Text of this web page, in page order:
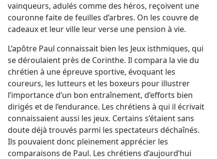
vainqueurs, adulés comme des héros, reçoivent une
couronne faite de feuilles d’arbres. On les couvre de
cadeaux et leur ville leur verse une pension à vie.
L’apôtre Paul connaissait bien les Jeux isthmiques, qui
se déroulaient près de Corinthe. Il compara la vie du
chrétien à une épreuve sportive, évoquant les
coureurs, les lutteurs et les boxeurs pour illustrer
l’importance d’un bon entraînement, d’efforts bien
dirigés et de l’endurance. Les chrétiens à qui il écrivait
connaissaient aussi les jeux. Certains s’étaient sans
doute déjà trouvés parmi les spectateurs déchaînés.
Ils pouvaient donc pleinement apprécier les
comparaisons de Paul. Les chrétiens d’aujourd’hui